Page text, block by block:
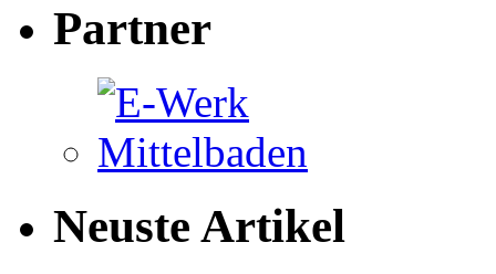
Partner
Neuste Artikel